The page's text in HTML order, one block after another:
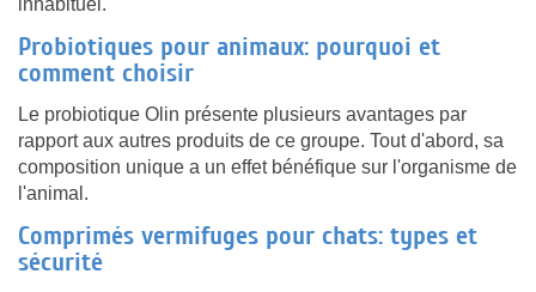
inhabituel.
Probiotiques pour animaux: pourquoi et
comment choisir
Le probiotique Olin présente plusieurs avantages par
rapport aux autres produits de ce groupe. Tout d'abord, sa
composition unique a un effet bénéfique sur l'organisme de
l'animal.
Comprimés vermifuges pour chats: types et
sécurité